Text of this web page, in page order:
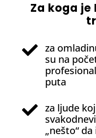
Za koga je
 za
su na
puta
 za ljude
„nešto“